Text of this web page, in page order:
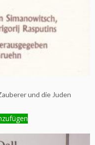
und die Juden